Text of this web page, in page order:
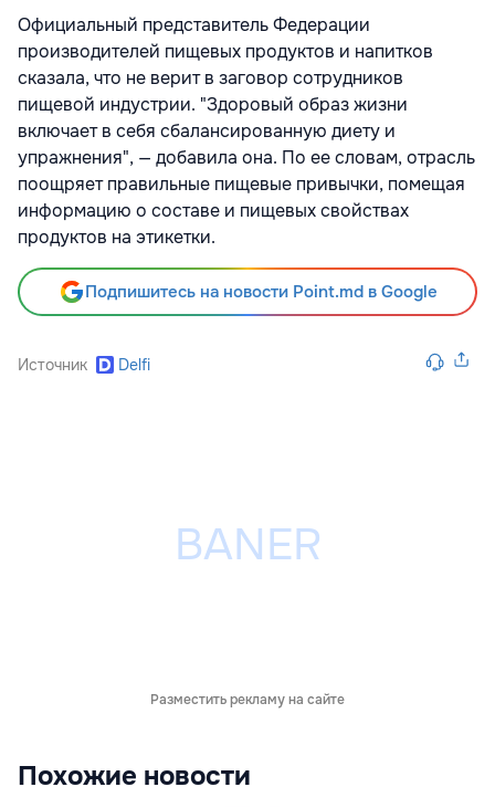
Официальный представитель Федерации
производителей пищевых продуктов и напитков
сказала, что не верит в заговор сотрудников
пищевой индустрии. "Здоровый образ жизни
включает в себя сбалансированную диету и
упражнения", — добавила она. По ее словам, отрасль
поощряет правильные пищевые привычки, помещая
информацию о составе и пищевых свойствах
продуктов на этикетки.
Подпишитесь на новости Point.md в Google
Источник Delfi
Разместить рекламу на сайте
Похожие новости